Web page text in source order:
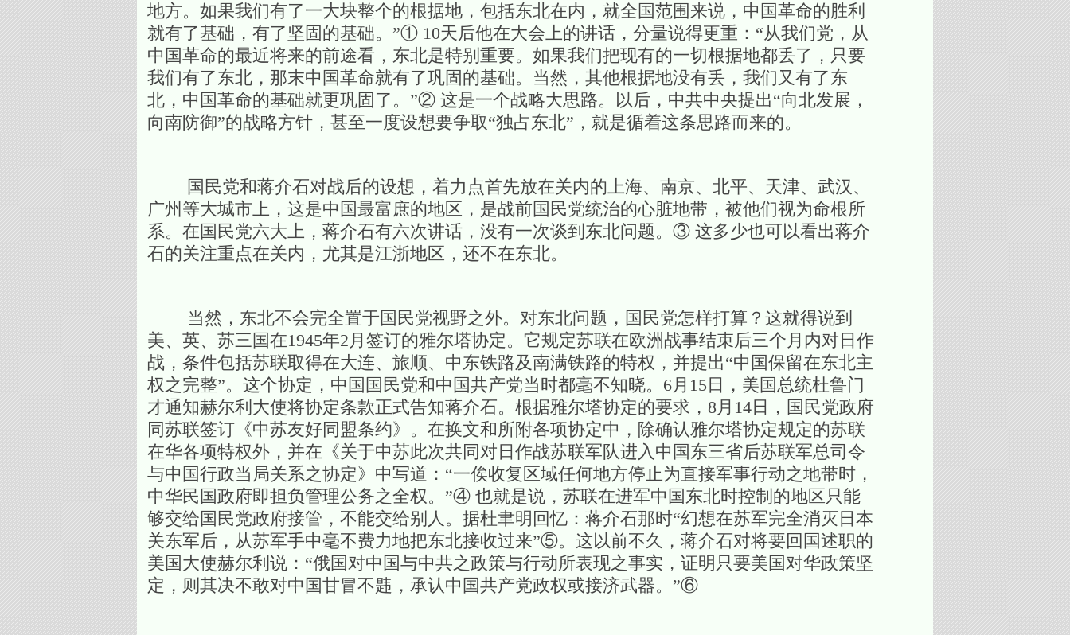
地方。如果我们有了一大块整个的根据地，包括东北在内，就全国范围来说，中国革命的胜利
就有了基础，有了坚固的基础。”① 10天后他在大会上的讲话，分量说得更重：“从我们党，从
中国革命的最近将来的前途看，东北是特别重要。如果我们把现有的一切根据地都丢了，只要
我们有了东北，那末中国革命就有了巩固的基础。当然，其他根据地没有丢，我们又有了东
北，中国革命的基础就更巩固了。”② 这是一个战略大思路。以后，中共中央提出“向北发展，
向南防御”的战略方针，甚至一度设想要争取“独占东北”，就是循着这条思路而来的。
国民党和蒋介石对战后的设想，着力点首先放在关内的上海、南京、北平、天津、武汉、
广州等大城市上，这是中国最富庶的地区，是战前国民党统治的心脏地带，被他们视为命根所
系。在国民党六大上，蒋介石有六次讲话，没有一次谈到东北问题。③ 这多少也可以看出蒋介
石的关注重点在关内，尤其是江浙地区，还不在东北。
当然，东北不会完全置于国民党视野之外。对东北问题，国民党怎样打算？这就得说到
美、英、苏三国在1945年2月签订的雅尔塔协定。它规定苏联在欧洲战事结束后三个月内对日作
战，条件包括苏联取得在大连、旅顺、中东铁路及南满铁路的特权，并提出“中国保留在东北主
权之完整”。这个协定，中国国民党和中国共产党当时都毫不知晓。6月15日，美国总统杜鲁门
才通知赫尔利大使将协定条款正式告知蒋介石。根据雅尔塔协定的要求，8月14日，国民党政府
同苏联签订《中苏友好同盟条约》。在换文和所附各项协定中，除确认雅尔塔协定规定的苏联
在华各项特权外，并在《关于中苏此次共同对日作战苏联军队进入中国东三省后苏联军总司令
与中国行政当局关系之协定》中写道：“一俟收复区域任何地方停止为直接军事行动之地带时，
中华民国政府即担负管理公务之全权。”④ 也就是说，苏联在进军中国东北时控制的地区只能
够交给国民党政府接管，不能交给别人。据杜聿明回忆：蒋介石那时“幻想在苏军完全消灭日本
关东军后，从苏军手中毫不费力地把东北接收过来”⑤。这以前不久，蒋介石对将要回国述职的
美国大使赫尔利说：“俄国对中国与中共之政策与行动所表现之事实，证明只要美国对华政策坚
定，则其决不敢对中国甘冒不韪，承认中国共产党政权或接济武器。”⑥